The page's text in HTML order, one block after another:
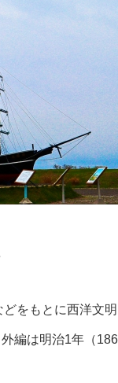
をもとに西洋文
編は明治1年（